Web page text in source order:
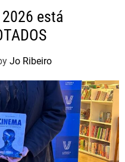
está
Jo Ribeiro